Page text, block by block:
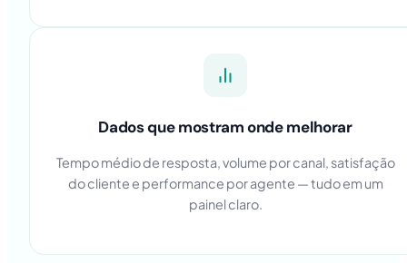
Dados que mostram onde melhorar
Tempo médio de resposta, volume por canal, satisfação
do cliente e performance por agente — tudo em um
painel claro.